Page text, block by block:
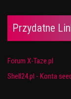
Przydatne
Forum X-Taze.pl
Shell24.pl - Konta